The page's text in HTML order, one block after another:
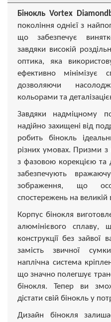
Бінокль Vortex
покоління однієї з
що забезпечує
завдяки високій
оптика, яка
ефективно мінімізує
дозволяючи
кольорами та
Завдяки надміцному
надійно захищені від
робить бінокль
різних умовах. Призми з
з фазовою корекцією та
забезпечують
зображення, що
спостережень на великій
Корпус бінокля
алюмінієвого сплаву,
конструкції без зайвої
замість звичної
наплічна система
що значно полегшує
бінокля. Тепер ви
дістати свій бінокль у
Дизайн бінокля